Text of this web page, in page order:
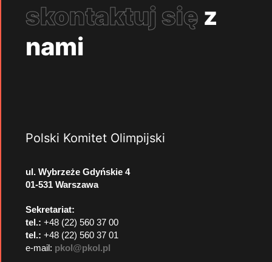
skontaktuj się z
nami
Polski Komitet Olimpijski
ul. Wybrzeże Gdyńskie 4
01-531 Warszawa
Sekretariat:
tel.: +48 (22) 560 37 00
tel.: +48 (22) 560 37 01
e-mail: pkol@pkol.pl